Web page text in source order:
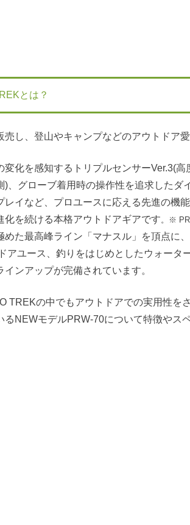
とは？
売し、登山やキャンプなどのアウトドア
変化を感知するトリプルセンサーVer.3(
)、グローブ着用時の操作性を追求したダ
レイなど、プロユースに応える先進の機
化を続ける本格アウトドアギアです 。※
めた最高峰ライン「マナスル」を頂点に
アユース、釣りをはじめとしたウォータ
インアップが完備されています。
TREKの中でもアウトドアでの実用性を
るNEWモデルPRW-70について特徴やス